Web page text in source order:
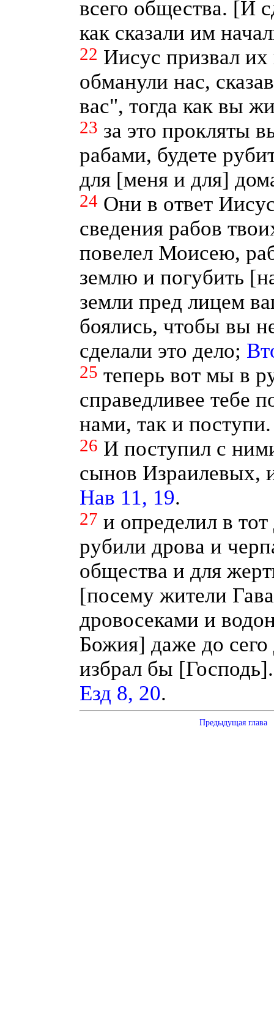
всего общества. [И
как сказали им
22 Иисус призвал их
обманули нас,
вас", тогда как вы
23 за это прокляты
рабами, будете
для [меня и для]
24 Они в ответ
сведения рабов
повелел Моисею,
землю и погубить
земли пред лицем
боялись, чтобы вы
сделали это дело;
25 теперь вот мы в
справедливее тебе
нами, так и поступи.
26 И поступил с
сынов Израилевых,
Нав 11, 19.
27 и определил в
рубили дрова и
общества и для
[посему жители
дровосеками и
Божия] даже до сего
избрал бы
Езд 8, 20.
Предыдущая глава